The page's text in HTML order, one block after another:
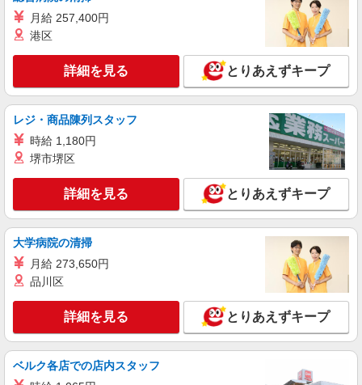
報酬／完全出来高制☆ノルマなし ◎稼働は週5
日（4日も選択可） ※週5日稼働の方の平均月収
働き方やご希望の収入など、お気軽にお問い合わ
せください！ ◎20代〜50代を中心に幅広い年代の
方が活躍中！
【宅配センター】増尾 千葉県柏市南増尾1-4-
14
キープ 詳細を見る
業務委託
千葉県ヤクルト販売株式会社／東台センター
ヤクルトスタッフ
報酬／完全出来高制☆ノルマなし ◎稼働は週5
日（4日も選択可） ※週5日稼働の方の平均月収
27万円 「あなたに合わせた」働き方ができます。
働き方やご希望の収入など、お気軽にお問い合わ
せください！ ◎20代〜50代を中心に幅広い年代の
方が活躍中！
【宅配センター】東台 千葉県柏市東台本町6-
詳細を見る
千葉県ヤクルト販売株式会社／南柏センター
報酬／完全出来高制☆ノルマなし ◎稼働は週5
月給 257,400円
港区
詳細を見る とりあえずキープ
レジ・商品陳列スタッフ
時給 1,180円
堺市堺区
詳細を見る とりあえずキープ
大学病院の清掃
月給 273,650円
品川区
詳細を見る とりあえずキープ
ベルク各店での店内スタッフ